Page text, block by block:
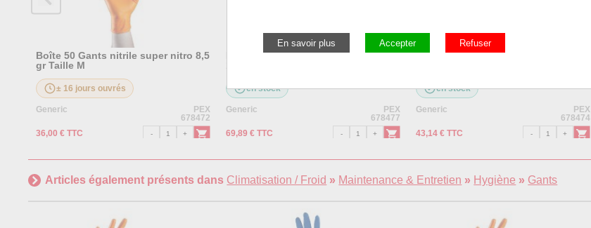
Boîte 50 Gants nitrile super nitro 8,5
gr Taille M
± 16 jours ouvrés
Generic
PEX
678472
36,00 € TTC
Boîte de 50 Gants nitrile super bleu
en stock
Generic
PEX
678477
69,89 € TTC
Boîte de 50 Gants nitrile super nitro
en stock
Generic
PEX
678474
43,14 € TTC
Articles également présents dans Climatisation / Froid » Maintenance & Entretien » Hygiène » Gants